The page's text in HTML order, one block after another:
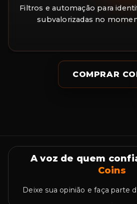
Filtros e automação para
subvalorizadas no
COMPRAR
A voz de quem
Coins
Deixe sua opinião e faça parte